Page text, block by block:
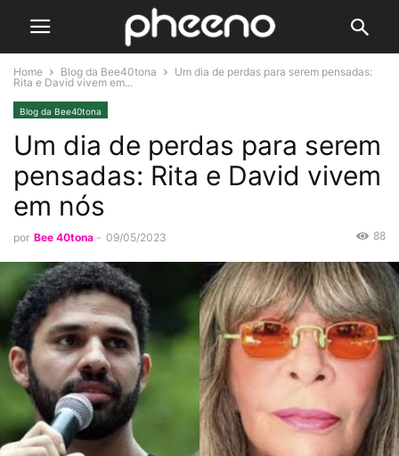
Home Blog da Bee40tona
Um dia de perdas para serem pensadas:
Rita e David vivem em...
Blog da Bee40tona
Um dia de perdas para serem
pensadas: Rita e David vivem
em nós
por Bee 40tona - 09/05/2023 88